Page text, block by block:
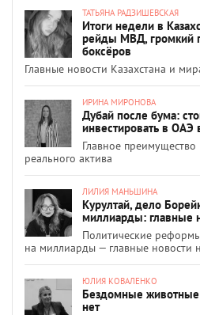
ТАТЬЯНА РАДЗИШЕВСКАЯ
Итоги недели в
рейды МВД, громкий
боксёров
Главные новости Казахстана и
ИРИНА МИРОНОВА
Дубай после бума:
инвестировать в ОАЭ
Главное
реального актива
ЛИЛИЯ МАНЬШИНА
Курултай, дело
миллиарды: главные
Политические
на миллиарды — главные новости
ЮЛИЯ КОВАЛЕНКО
Бездомные
нет